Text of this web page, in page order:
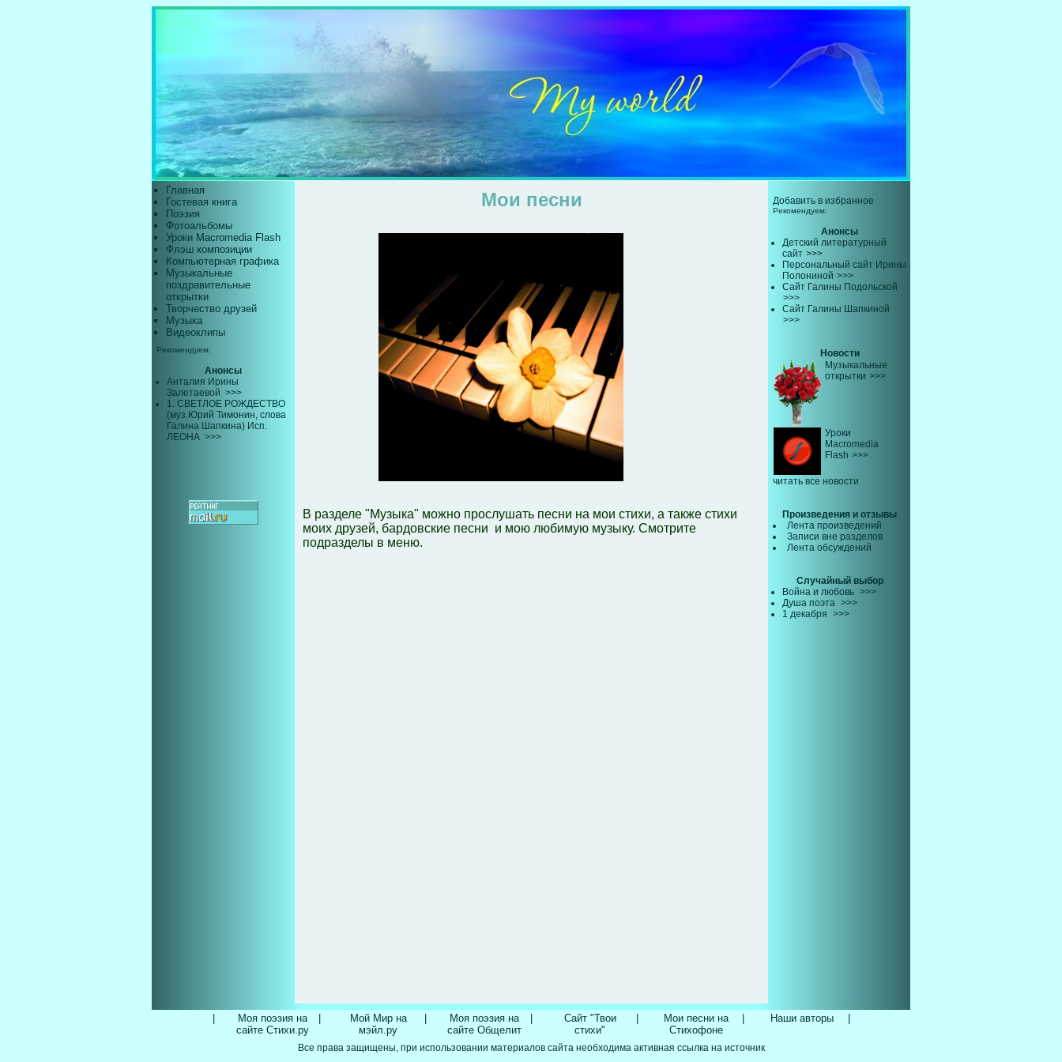
Добавить в избранное
Рекомендуем:
Анонсы
Детский литературный
сайт >>>
Персональный сайт Ирины
Полониной >>>
Сайт Галины Подольской
>>>
Сайт Галины Шапкиной
>>>
Новости
Музыкальные
открытки >>>
Уроки
Macromedia
Flash >>>
читать все новости
Произведения и отзывы
Лента произведений
Записи вне разделов
Лента обсуждений
Случайный выбор
Война и любовь >>>
Душа поэта >>>
1 декабря >>>
Главная
Гостевая книга
Поэзия
Фотоальбомы
Уроки Macromedia Flash
Флэш композиции
Компьютерная графика
Музыкальные
поздравительные
открытки
Творчество друзей
Музыка
Видеоклипы
Рекомендуем:
Анонсы
Анталия Ирины
Залетаевой >>>
1. СВЕТЛОЕ РОЖДЕСТВО
(муз.Юрий Тимонин, слова
Галина Шапкина) Исп.
ЛЕОНА >>>
Мои песни
В разделе "Музыка" можно прослушать песни на мои стихи, а также стихи
моих друзей, бардовские песни и мою любимую музыку. Смотрите
подразделы в меню.
Моя поэзия на
сайте Стихи.ру
Мой Мир на
мэйл.ру
Моя поэзия на
сайте Общелит
Сайт "Твои
стихи"
Мои песни на
Стихофоне
Наши авторы
Все права защищены, при использовании материалов сайта необходима активная ссылка на источник